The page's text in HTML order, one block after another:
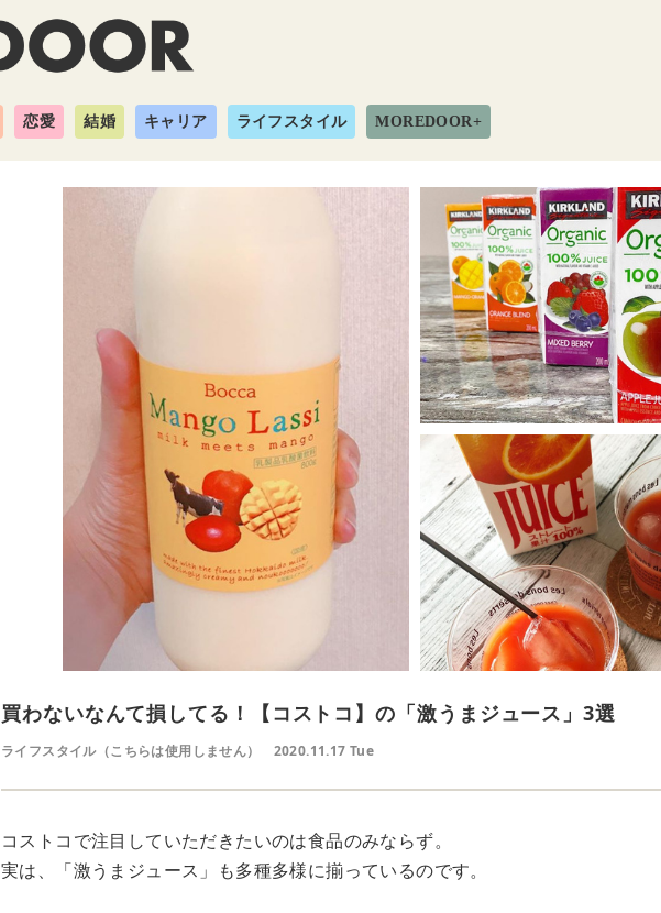
恋愛 結婚 キャリア ライフスタイル MOREDOOR+
買わないなんて損してる！【コストコ】の「激うまジュース」3選
ライフスタイル（こちらは使用しません） 2020.11.17 Tue
コストコで注目していただきたいのは食品のみならず。
実は、「激うまジュース」も多種多様に揃っているのです。